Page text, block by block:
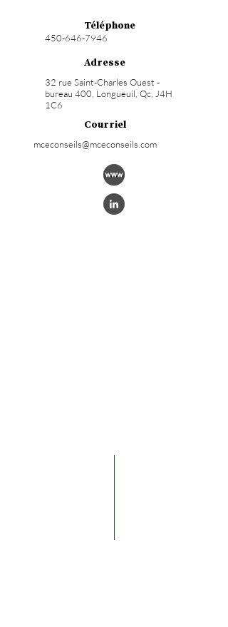
Téléphone
450-646-7946
Adresse
32 rue Saint-Charles Ouest -
bureau 400, Longueuil, Qc, J4H
1C6
Courriel
mceconseils@mceconseils.com